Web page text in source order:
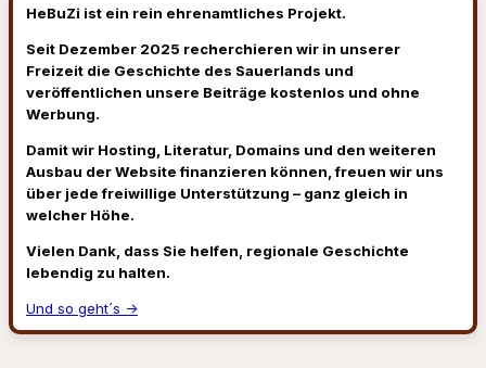
HeBuZi ist ein rein ehrenamtliches Projekt.
Seit Dezember 2025 recherchieren wir in unserer
Freizeit die Geschichte des Sauerlands und
veröffentlichen unsere Beiträge kostenlos und ohne
Werbung.
Damit wir Hosting, Literatur, Domains und den weiteren
Ausbau der Website finanzieren können, freuen wir uns
über jede freiwillige Unterstützung – ganz gleich in
welcher Höhe.
Vielen Dank, dass Sie helfen, regionale Geschichte
lebendig zu halten.
Und so geht´s →